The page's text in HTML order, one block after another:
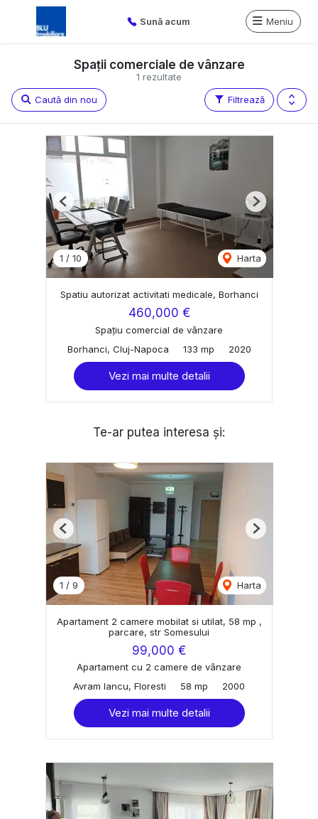
Sună acum Meniu
1 rezultate
Spații comerciale de vânzare
Filtrează
Caută din nou
1 / 10 Harta
Previous Next
Spatiu autorizat activitati medicale, Borhanci
460,000 €
Spațiu comercial de vânzare
Borhanci, Cluj-Napoca
133 mp 2020
Vezi mai multe detalii
Te-ar putea interesa și:
1 / 9 Harta
Previous Next
Apartament 2 camere mobilat si utilat, 58 mp ,
parcare, str Somesului
99,000 €
Apartament cu 2 camere de vânzare
Avram Iancu, Floresti
58 mp 2000
Vezi mai multe detalii